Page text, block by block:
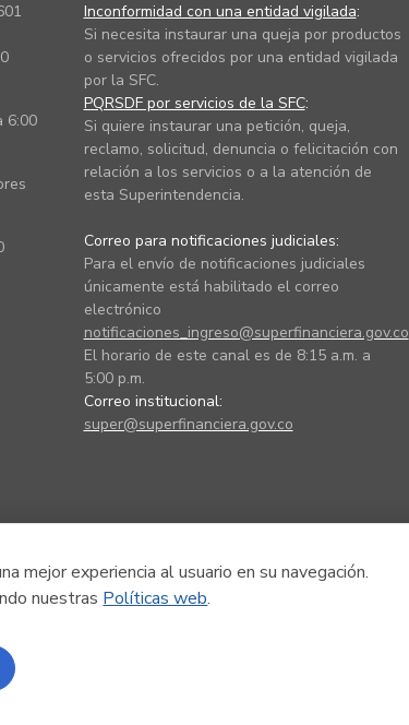
mejor experiencia al usuario en su navegación.
nuestras Políticas web.
6:00
Inconformidad con una entidad vigilada:
Si necesita instaurar una queja por productos
o servicios ofrecidos por una entidad vigilada
por la SFC.
PQRSDF por servicios de la SFC:
Si quiere instaurar una petición, queja,
reclamo, solicitud, denuncia o felicitación con
relación a los servicios o a la atención de
esta Superintendencia.
Correo para notificaciones judiciales:
Para el envío de notificaciones judiciales
únicamente está habilitado el correo
electrónico
notificaciones_ingreso@superfinanciera.gov.co
El horario de este canal es de 8:15 a.m. a
5:00 p.m.
Correo institucional:
super@superfinanciera.gov.co